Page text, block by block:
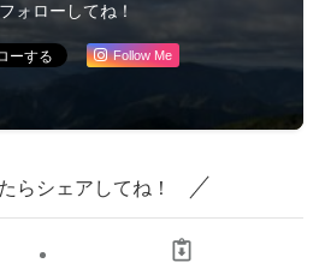
フォローしてね！
Follow Me
らシェアしてね！